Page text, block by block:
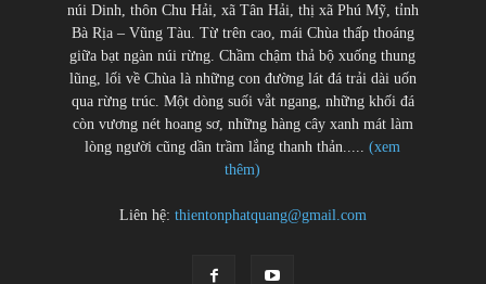
núi Dinh, thôn Chu Hải, xã Tân Hải, thị xã Phú Mỹ, tỉnh
Bà Rịa – Vũng Tàu. Từ trên cao, mái Chùa thấp thoáng
giữa bạt ngàn núi rừng. Chầm chậm thả bộ xuống thung
lũng, lối về Chùa là những con đường lát đá trải dài uốn
qua rừng trúc. Một dòng suối vắt ngang, những khối đá
còn vương nét hoang sơ, những hàng cây xanh mát làm
lòng người cũng dần trầm lắng thanh thản.....(xem
thêm)
Liên hệ: thientonphatquang@gmail.com